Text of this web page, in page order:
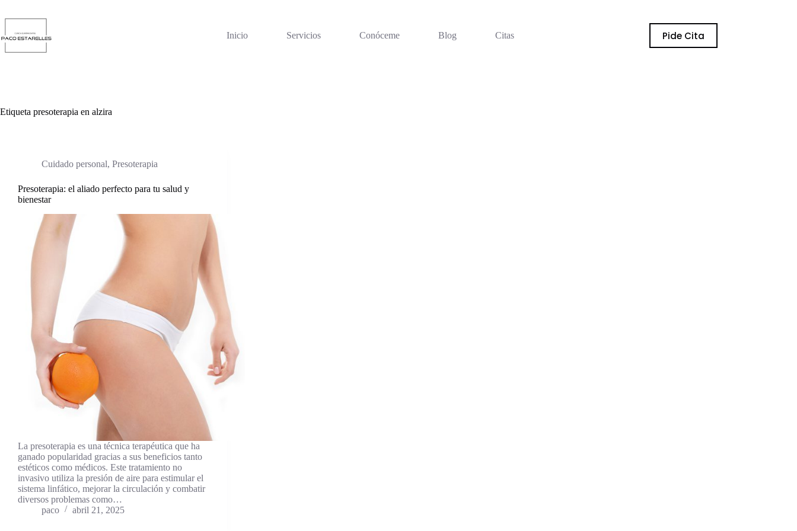
Inicio
Servicios Conóceme Blog Citas Pide Cita
Etiqueta presoterapia en alzira
Cuidado personal, Presoterapia
Presoterapia: el aliado perfecto para tu salud y
bienestar
La presoterapia es una técnica terapéutica que ha
ganado popularidad gracias a sus beneficios tanto
estéticos como médicos. Este tratamiento no
invasivo utiliza la presión de aire para estimular el
sistema linfático, mejorar la circulación y combatir
diversos problemas como…
paco
abril 21, 2025